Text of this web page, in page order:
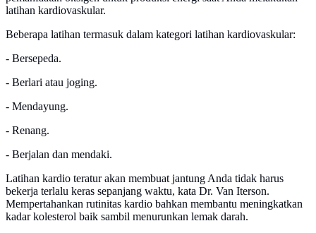
latihan kardiovaskular.
Beberapa latihan termasuk dalam kategori latihan kardiovaskular:
- Bersepeda.
- Berlari atau joging.
- Mendayung.
- Renang.
- Berjalan dan mendaki.
Latihan kardio teratur akan membuat jantung Anda tidak harus
bekerja terlalu keras sepanjang waktu, kata Dr. Van Iterson.
Mempertahankan rutinitas kardio bahkan membantu meningkatkan
kadar kolesterol baik sambil menurunkan lemak darah.